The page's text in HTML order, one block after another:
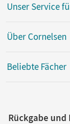
Unser Service
Über Cornelsen
Beliebte Fächer
Rückgabe